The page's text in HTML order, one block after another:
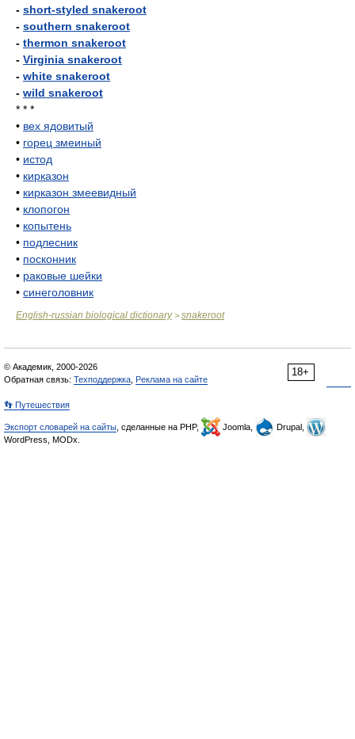
- short-styled snakeroot
- southern snakeroot
- thermon snakeroot
- Virginia snakeroot
- white snakeroot
- wild snakeroot
* * *
• вех ядовитый
• горец змеиный
• истод
• кирказон
• кирказон змеевидный
• клопогон
• копытень
• подлесник
• посконник
• раковые шейки
• синеголовник
English-russian biological dictionary> snakeroot
18+
© Академик, 2000-2026
Обратная связь: Техподдержка Реклама на сайте
👣 Путешествия
Экспорт словарей на сайты , сделанные на PHP, Joomla,
Drupal,
WordPress, MODx.